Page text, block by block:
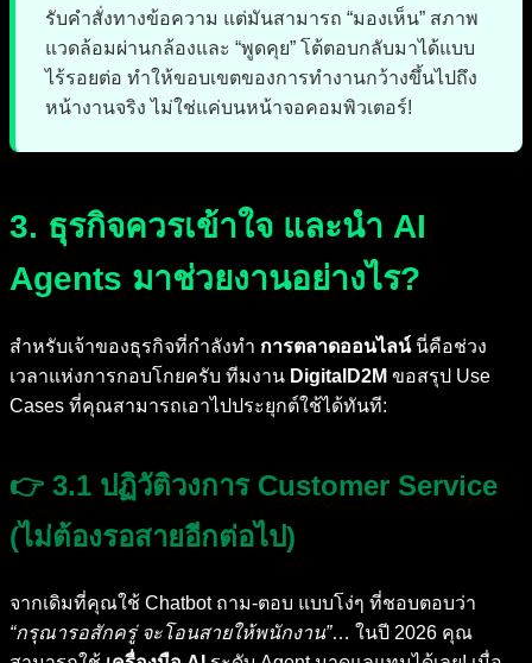
รับคำสั่งทางข้อความ แต่มันสามารถ “มองเห็น” สภาพ
แวดล้อมผ่านกล้องและ “พูดคุย” โต้ตอบกลับมาได้แบบ
ไร้รอยต่อ ทำให้ขอบเขตของการทำงานกว้างขึ้นไปถึง
หน้างานจริง ไม่ใช่แค่บนหน้าจอคอมพิวเตอร์!
3. ธุรกิจควรเข้าใจ และนำ AI
Agents มาช่วยงานอย่างไร?
สำหรับเจ้าของธุรกิจที่กำลังทำ การตลาดออนไลน์นี่คือช่วง
เวลาแห่งการกอบโกยครับ ทีมงาน DigitalD2M ขอสรุป Use
Cases ที่คุณสามารถเอาไปประยุกต์ใช้ได้ทันที:
👉 3.1 ปฏิวัติวงการ Customer Service
(ไม่ต้องรอสายอีกต่อไป)
จากเดิมที่คุณใช้ Chatbot ถาม-ตอบ แบบโง่ๆ ที่ชอบตอบว่า
“กรุณารอสักครู่ จะโอนสายให้พนักงาน”… ในปี 2026 คุณ